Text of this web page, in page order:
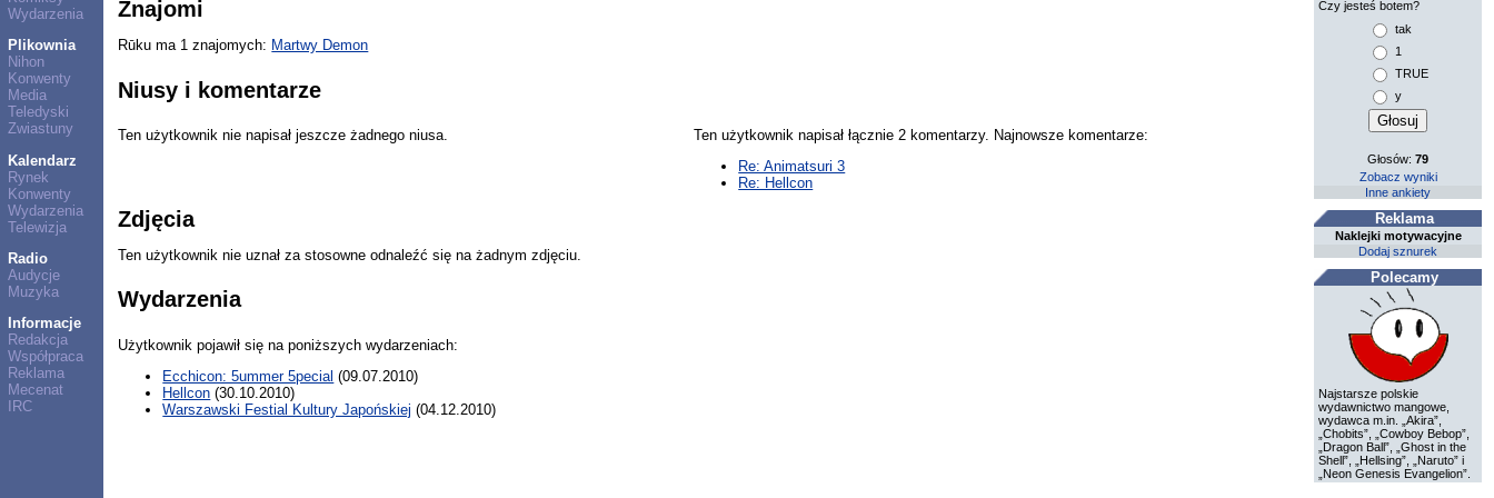
Wydarzenia
Plikownia
Nihon
Konwenty
Media
Teledyski
Zwiastuny
Kalendarz
Rynek
Konwenty
Wydarzenia
Telewizja
Radio
Audycje
Muzyka
Informacje
Redakcja
Współpraca
Reklama
Mecenat
IRC
Znajomi
Rūku ma 1 znajomych: Martwy Demon
Niusy i komentarze
Ten użytkownik nie napisał jeszcze żadnego niusa.
Ten użytkownik napisał łącznie 2 komentarzy. Najnowsze komentarze:
Re: Animatsuri 3
Re: Hellcon
Zdjęcia
Ten użytkownik nie uznał za stosowne odnaleźć się na żadnym zdjęciu.
Wydarzenia
Użytkownik pojawił się na poniższych wydarzeniach:
Ecchicon: 5ummer 5pecial (09.07.2010)
Hellcon (30.10.2010)
Warszawski Festial Kultury Japońskiej (04.12.2010)
Czy jesteś botem?
tak
1
TRUE
y
Głosów:79
Zobacz wyniki
Inne ankiety
Reklama
Naklejki motywacyjne
Dodaj sznurek
Polecamy
Najstarsze polskie
wydawnictwo mangowe,
wydawca m.in. „Akira”,
„Chobits”, „Cowboy Bebop”,
„Dragon Ball”, „Ghost in the
Shell”, „Hellsing”, „Naruto” i
„Neon Genesis Evangelion”.